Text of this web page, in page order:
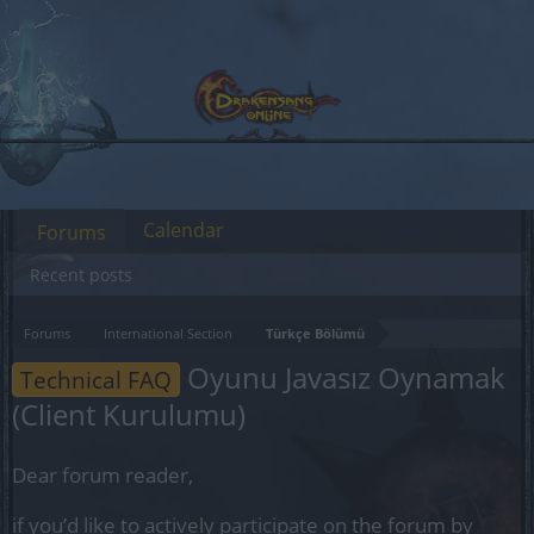
Forums International Section Türkçe Bölümü
Technical FAQ Oyunu Javasız Oynamak
(Client Kurulumu)
Dear forum reader,
if you’d like to actively participate on the forum by
Forums
Recent posts
Calendar